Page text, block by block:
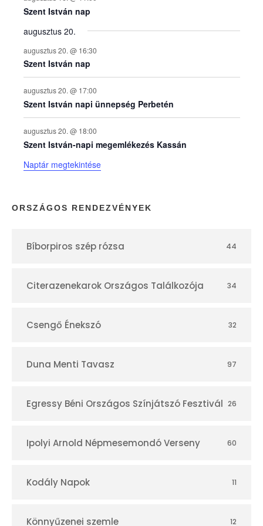
e
k
n
a
p
t
r
Szent István nap
augusztus 20.
augusztus 20. @ 16:30
Szent István nap
augusztus 20. @ 17:00
Szent István napi ünnepség Perbetén
augusztus 20. @ 18:00
Szent István-napi megemlékezés Kassán
Naptár megtekintése
ORSZÁGOS RENDEZVÉNYEK
Bíborpiros szép rózsa 44
Citerazenekarok Országos Találkozója 34
Csengő Énekszó 32
Duna Menti Tavasz 97
Egressy Béni Országos Színjátszó Fesztivál 26
Ipolyi Arnold Népmesemondó Verseny 60
Kodály Napok 11
Könnyűzenei szemle 12